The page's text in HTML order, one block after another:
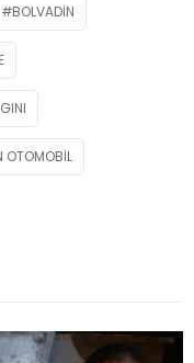
BOLVADIN
OTOMOBIL